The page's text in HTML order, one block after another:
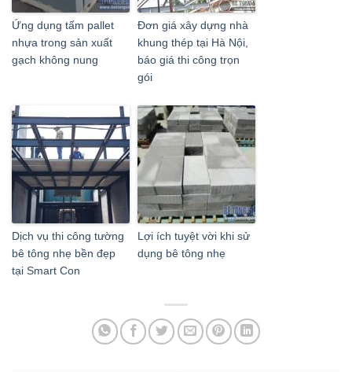
Ứng dụng tấm pallet
nhựa trong sản xuất
gạch không nung
Đơn giá xây dựng nhà
khung thép tại Hà Nội,
báo giá thi công trọn
gói
Dịch vụ thi công tường
bê tông nhẹ bền đẹp
tại Smart Con
Lợi ích tuyệt vời khi sử
dụng bê tông nhẹ